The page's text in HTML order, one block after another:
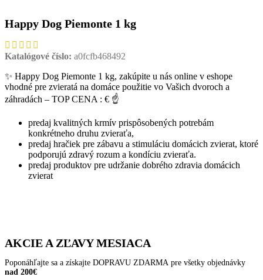
Happy Dog Piemonte 1 kg
Katalógové číslo: a0fcfb468492
✨ Happy Dog Piemonte 1 kg, zakúpite u nás online v eshope
vhodné pre zvieratá na domáce použitie vo Vašich dvoroch a
záhradách – TOP CENA : € ☝
predaj kvalitných krmív prispôsobených potrebám
konkrétneho druhu zvieraťa,
predaj hračiek pre zábavu a stimuláciu domácich zvierat, ktoré
podporujú zdravý rozum a kondíciu zvieraťa.
predaj produktov pre udržanie dobrého zdravia domácich
zvierat
AKCIE A ZĽAVY MESIACA
Poponáhľajte sa a získajte DOPRAVU ZDARMA pre všetky objednávky
nad 200€